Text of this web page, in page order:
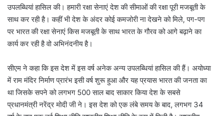
उपलब्धियां हासिल की। हमारी रक्षा सेनाएं देश की सीमाओं की रक्षा पूरी मजबूती के
साथ कर रही है। कहीं भी देश के अंदर कोई कमजोरी ना देखने को मिले, पग-पग
पर भारत की रक्षा सेनाएं किस मजबूती के साथ भारत के गौरव को आगे बढ़ाने का
कार्य कर रही है वो अभिनंदनीय है।
सीएम ने कहा कि इस देश में इस वर्ष अनेक अन्य उपलब्धियां हासिल की हैं। अयोध्या
में राम मंदिर निर्माण प्रारंभ इसी वर्ष शुरू हुआ और यह प्रयास भारत की जनता का
था जिसके सपने को लगभग 500 साल बाद साकार किया देश के सबसे
प्रधानमंत्री नरेंद्र मोदी जी ने। इस देश को एक लंबे समय के बाद, लगभग 34